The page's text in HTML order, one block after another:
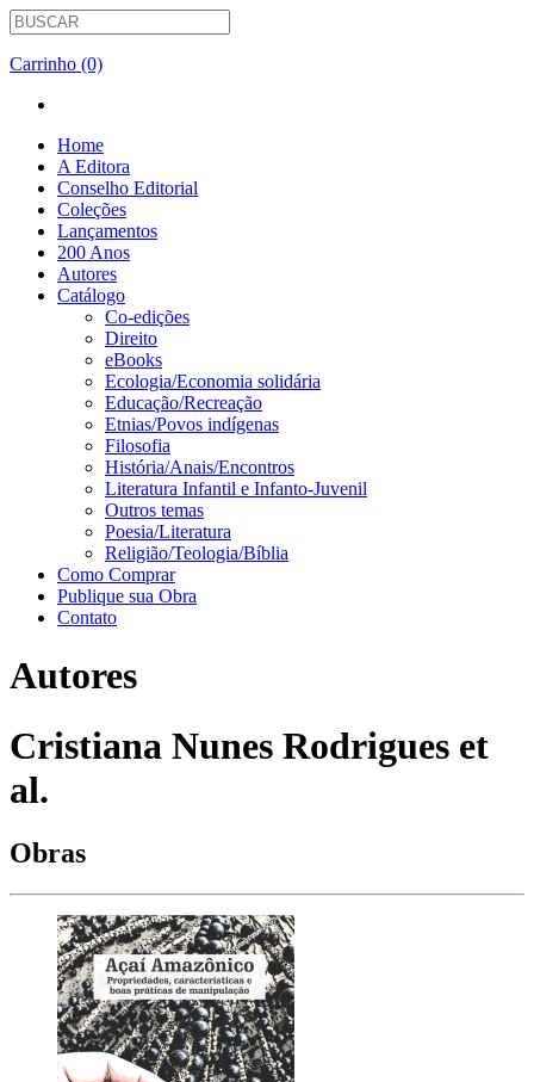
Carrinho (0)
Home
A Editora
Conselho Editorial
Coleções
Lançamentos
200 Anos
Autores
Catálogo
Co-edições
Direito
eBooks
Ecologia/Economia solidária
Educação/Recreação
Etnias/Povos indígenas
Filosofia
História/Anais/Encontros
Literatura Infantil e Infanto-Juvenil
Outros temas
Poesia/Literatura
Religião/Teologia/Bíblia
Como Comprar
Publique sua Obra
Contato
Autores
Cristiana Nunes Rodrigues et
al.
Obras